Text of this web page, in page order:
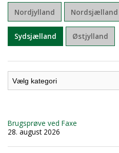
Nordjylland Nordsjælland
Sydsjælland Østjylland
Brugsprøve ved Faxe
28. august 2026